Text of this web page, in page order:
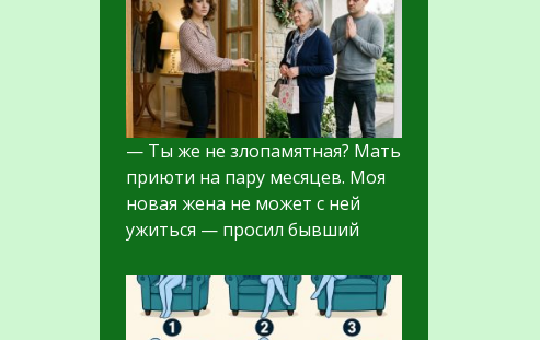
— Ты же не злопамятная? Мать
приюти на пару месяцев. Моя
новая жена не может с ней
ужиться — просил бывший